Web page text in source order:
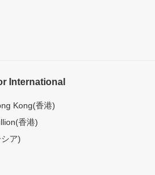
International
Kong(香港)
香港)
ア)